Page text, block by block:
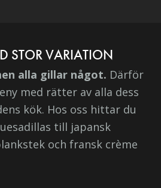
STOR VARIATION
alla gillar något. Därför
med rätter av alla dess
kök. Hos oss hittar du
till japansk
och fransk crème